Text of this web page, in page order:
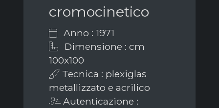
cromocinetico
Anno : 1971
Dimensione : cm
100x100
Tecnica : plexiglas
metallizzato e acrilico
Autenticazione :